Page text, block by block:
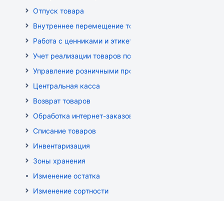
Отпуск товара
Внутреннее перемещение товаров
Работа с ценниками и этикетками
Учет реализации товаров по кассе
Управление розничными продажами
Центральная касса
Возврат товаров
Обработка интернет-заказов
Списание товаров
Инвентаризация
Зоны хранения
Изменение остатка
Изменение сортности